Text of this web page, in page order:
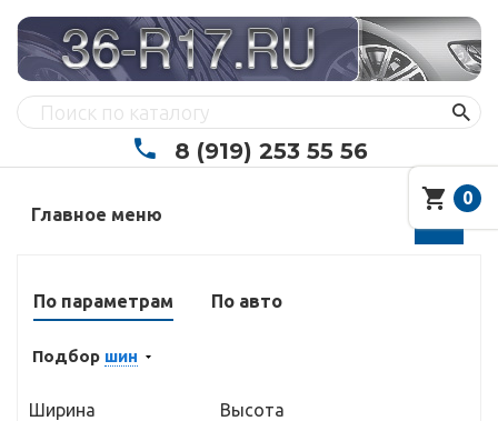
8 (919) 253 55 56
Главное меню
По параметрам По авто
Подбор шин
Ширина Высота
0